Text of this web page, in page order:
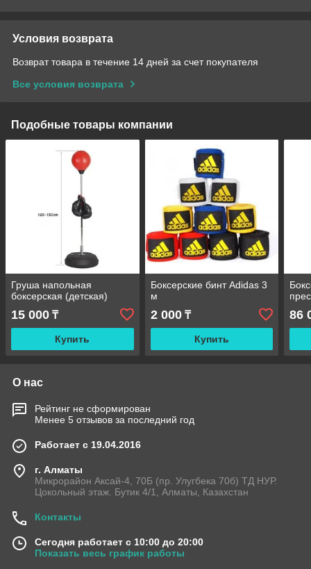
Условия возврата
Возврат товара в течение 14 дней за счет покупателя
Все условия возврата
Подобные товары компании
Груша напольная
боксерская (детская)
15 000 ₸
Купить
Боксерские бинт Adidas 3
м
2 000₸
Купить
86
О нас
Рейтинг не сформирован
Менее 5 отзывов за последний год
Работает с 19.04.2016
г. Алматы
Микрорайон Аксай-4, 70Б (пр. Улугбека 70б) ТД НУР.
Цокольный этаж. Бутик 4/1, Алматы, Казахстан
Контакты
Сегодня работает с 10:00 до 20:00
Показать весь график работы